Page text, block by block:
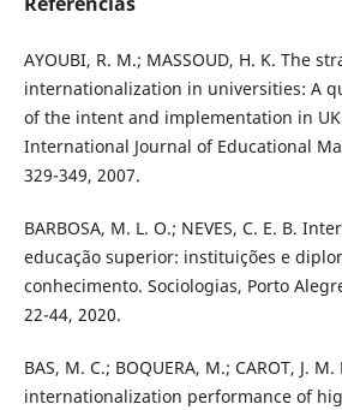
AYOUBI, R. M.; MASSOUD, H. K. The
internationalization in universities: A
of the intent and implementation in
International Journal of Educational
329-349, 2007.
BARBOSA, M. L. O.; NEVES, C. E. B.
educação superior: instituições e
conhecimento. Sociologias, Porto
22-44, 2020.
BAS, M. C.; BOQUERA, M.; CAROT, J.
internationalization performance of